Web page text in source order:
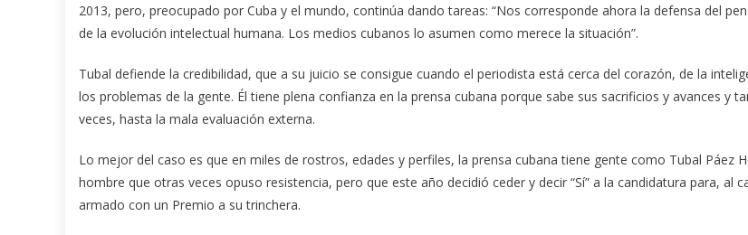
2013, pero, preocupado por Cuba y el mundo, continúa dando tareas: “Nos corresponde ahora la defensa del
de la evolución intelectual humana. Los medios cubanos lo asumen como merece la situación”.
Tubal defiende la credibilidad, que a su juicio se consigue cuando el periodista está cerca del corazón, de la
los problemas de la gente. Él tiene plena confianza en la prensa cubana porque sabe sus sacrificios y avances y
veces, hasta la mala evaluación externa.
Lo mejor del caso es que en miles de rostros, edades y perfiles, la prensa cubana tiene gente como Tubal Páez
hombre que otras veces opuso resistencia, pero que este año decidió ceder y decir “Sí” a la candidatura para, al
armado con un Premio a su trinchera.